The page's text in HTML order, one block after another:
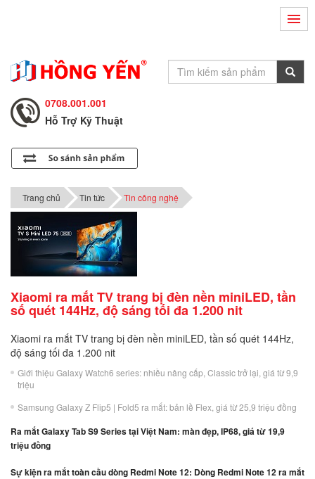
0708.002.002
Tư Vấn Bán Hàng
Hỗ Trợ Kỹ Thuật
0708.002.002
0708.001.001
Trang chủ Tin tức Tin công nghệ
Xiaomi ra mắt TV trang bị đèn nền miniLED, tần
số quét 144Hz, độ sáng tối đa 1.200 nit
Xiaomi ra mắt TV trang bị đèn nền miniLED, tần số quét 144Hz,
độ sáng tối đa 1.200 nit
Giới thiệu Galaxy Watch6 series: nhiều nâng cấp, Classic trở lại, giá từ 9,9
triệu
Samsung Galaxy Z Flip5 | Fold5 ra mắt: bản lề Flex, giá từ 25,9 triệu đồng
Ra mắt Galaxy Tab S9 Series tại Việt Nam: màn đẹp, IP68, giá từ 19,9
triệu đồng
Sự kiện ra mắt toàn cầu dòng Redmi Note 12: Dòng Redmi Note 12 ra mắt